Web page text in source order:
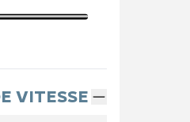
VITESSE